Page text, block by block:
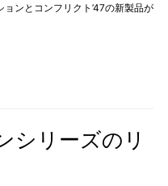
ンとコンフリクト’47の新製品が
シリーズのリ